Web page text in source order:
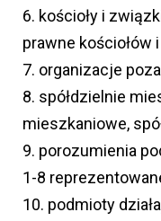
6. kościoły i
prawne
7. organizacje
8. spółdzielnie
mieszkaniowe,
9. porozumienia
1-8
10. podmioty